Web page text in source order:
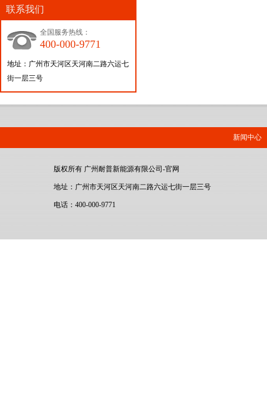
联系我们
全国服务热线：
400-000-9771
地址：广州市天河区天河南二路六运七
街一层三号
新闻中心
版权所有 广州耐普新能源有限公司-官网
地址：广州市天河区天河南二路六运七街一层三号
电话：400-000-9771